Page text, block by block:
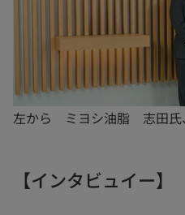
左から ミヨシ油脂 志田氏
【インタビュイー】